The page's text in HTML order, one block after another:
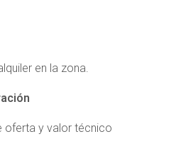
en la zona.
oferta y valor técnico